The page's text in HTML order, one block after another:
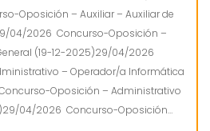
Oposición – Auxiliar – Auxiliar de
04/2026 Concurso-Oposición –
(19-12-2025)29/04/2026
– Operador/a Informática
Oposición – Administrativo
04/2026 Concurso-Oposición…